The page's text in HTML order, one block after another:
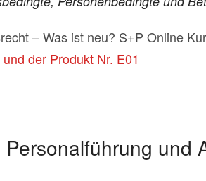
– Was ist neu? S+P Online
der Produkt Nr. E01
und